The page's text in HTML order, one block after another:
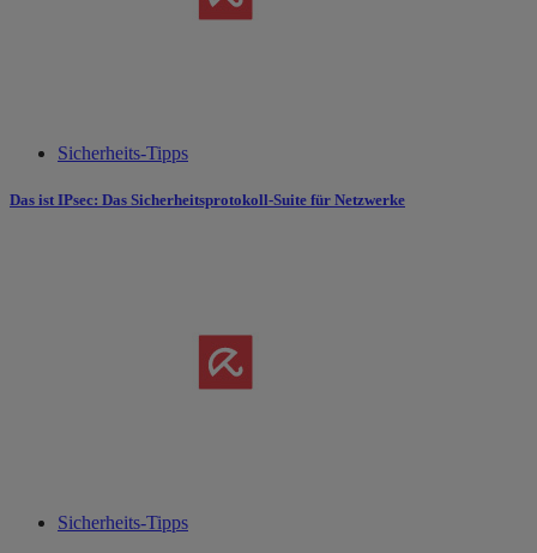
Sicherheits-Tipps
Das ist IPsec: Das Sicherheitsprotokoll-Suite für Netzwerke
Sicherheits-Tipps